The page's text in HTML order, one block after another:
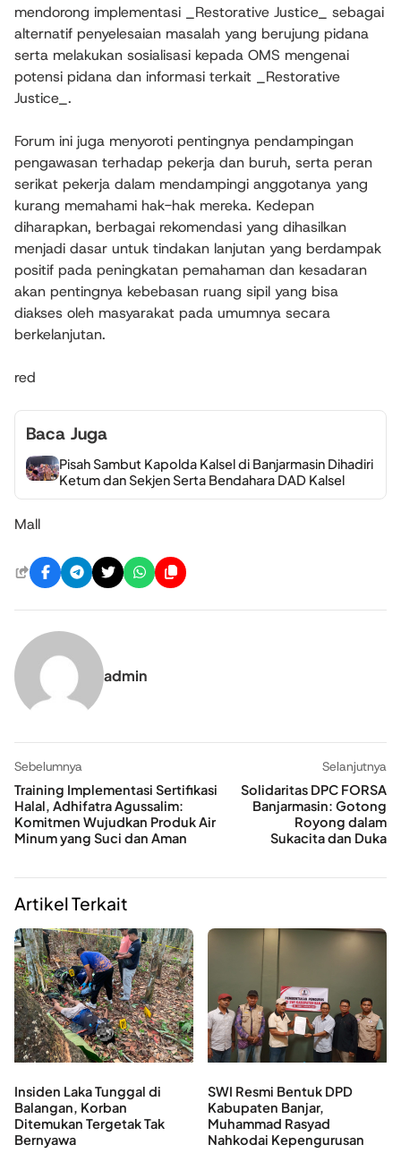
mendorong implementasi _Restorative Justice_ sebagai
alternatif penyelesaian masalah yang berujung pidana
serta melakukan sosialisasi kepada OMS mengenai
potensi pidana dan informasi terkait _Restorative
Justice_.
Forum ini juga menyoroti pentingnya pendampingan
pengawasan terhadap pekerja dan buruh, serta peran
serikat pekerja dalam mendampingi anggotanya yang
kurang memahami hak-hak mereka. Kedepan
diharapkan, berbagai rekomendasi yang dihasilkan
menjadi dasar untuk tindakan lanjutan yang berdampak
positif pada peningkatan pemahaman dan kesadaran
akan pentingnya kebebasan ruang sipil yang bisa
diakses oleh masyarakat pada umumnya secara
berkelanjutan.
red
Baca Juga
Pisah Sambut Kapolda Kalsel di Banjarmasin Dihadiri
Ketum dan Sekjen Serta Bendahara DAD Kalsel
Mall
admin
Sebelumnya
Training Implementasi Sertifikasi
Halal, Adhifatra Agussalim:
Komitmen Wujudkan Produk Air
Minum yang Suci dan Aman
Selanjutnya
Solidaritas DPC FORSA
Banjarmasin: Gotong
Royong dalam
Sukacita dan Duka
Artikel Terkait
Insiden Laka Tunggal di
Balangan, Korban
Ditemukan Tergetak Tak
Bernyawa
SWI Resmi Bentuk DPD
Kabupaten Banjar,
Muhammad Rasyad
Nahkodai Kepengurusan